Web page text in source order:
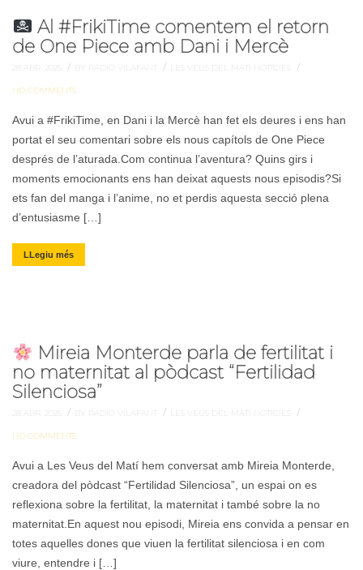
Al #FrikiTime comentem el retorn
de One Piece amb Dani i Mercè
28 ABR. 2025 / BY RADIO VILAFANT / LES VEUS DEL MATÍ NOTÍCIES /
NO COMMENTS
Avui a #FrikiTime, en Dani i la Mercè han fet els deures i ens han
portat el seu comentari sobre els nous capítols de One Piece
després de l’aturada.Com continua l’aventura? Quins girs i
moments emocionants ens han deixat aquests nous episodis?Si
ets fan del manga i l’anime, no et perdis aquesta secció plena
d’entusiasme […]
LLegiu més
Mireia Monterde parla de fertilitat i
no maternitat al pòdcast “Fertilidad
Silenciosa”
28 ABR. 2025 / BY RADIO VILAFANT / LES VEUS DEL MATÍ NOTÍCIES /
NO COMMENTS
Avui a Les Veus del Matí hem conversat amb Mireia Monterde,
creadora del pòdcast “Fertilidad Silenciosa”, un espai on es
reflexiona sobre la fertilitat, la maternitat i també sobre la no
maternitat.En aquest nou episodi, Mireia ens convida a pensar en
totes aquelles dones que viuen la fertilitat silenciosa i en com
viure, entendre i […]